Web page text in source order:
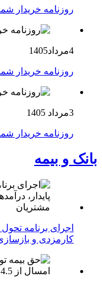
روزنامه خریدار
4مرداد1405
روزنامه خریدار شماره
3مرداد 1405
روزنامه خریدار شماره
بانک و بیمه
اجرای برنامه تحول
کارمزدی و